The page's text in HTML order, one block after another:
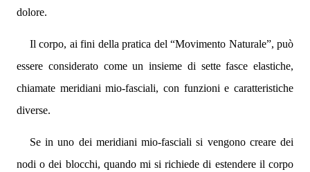
dolore.
Il corpo, ai fini della pratica del “Movimento Naturale”, può
essere considerato come un insieme di sette fasce elastiche,
chiamate meridiani mio-fasciali, con funzioni e caratteristiche
diverse.
Se in uno dei meridiani mio-fasciali si vengono creare dei
nodi o dei blocchi, quando mi si richiede di estendere il corpo